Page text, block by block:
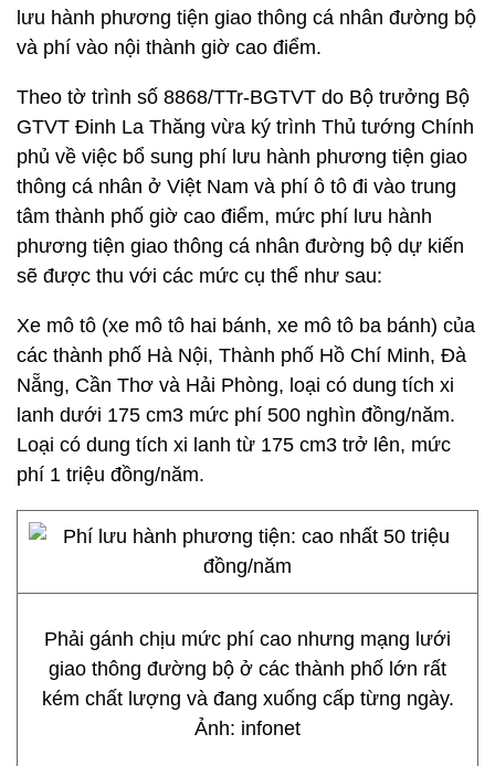
lưu hành phương tiện giao thông cá nhân đường bộ
và phí vào nội thành giờ cao điểm.
Theo tờ trình số 8868/TTr-BGTVT do Bộ trưởng Bộ
GTVT Đinh La Thăng vừa ký trình Thủ tướng Chính
phủ về việc bổ sung phí lưu hành phương tiện giao
thông cá nhân ở Việt Nam và phí ô tô đi vào trung
tâm thành phố giờ cao điểm, mức phí lưu hành
phương tiện giao thông cá nhân đường bộ dự kiến
sẽ được thu với các mức cụ thể như sau:
Xe mô tô (xe mô tô hai bánh, xe mô tô ba bánh) của
các thành phố Hà Nội, Thành phố Hồ Chí Minh, Đà
Nẵng, Cần Thơ và Hải Phòng, loại có dung tích xi
lanh dưới 175 cm3 mức phí 500 nghìn đồng/năm.
Loại có dung tích xi lanh từ 175 cm3 trở lên, mức
phí 1 triệu đồng/năm.
Phải gánh chịu mức phí cao nhưng mạng lưới
giao thông đường bộ ở các thành phố lớn rất
kém chất lượng và đang xuống cấp từng ngày.
Ảnh: infonet